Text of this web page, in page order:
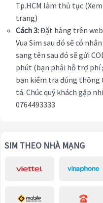
Tp.HCM làm thủ tục
trang)
Cách 3:Đặt hàng trên
Vua Sim sau đó sẽ có
sang tên sau đó sẽ gửi
phút (bạn phải hỗ trợ phí
bạn kiểm tra đúng thông
tá. Chúc quý khách gặp
0764493333
SIM THEO NHÀ MẠNG